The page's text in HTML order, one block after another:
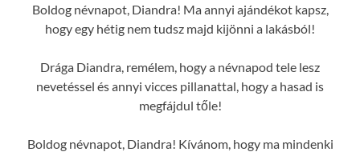
Boldog névnapot, Diandra! Ma annyi ajándékot kapsz,
hogy egy hétig nem tudsz majd kijönni a lakásból!
Drága Diandra, remélem, hogy a névnapod tele lesz
nevetéssel és annyi vicces pillanattal, hogy a hasad is
megfájdul tőle!
Boldog névnapot, Diandra! Kívánom, hogy ma mindenki